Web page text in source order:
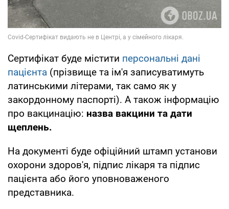
Сертифікат буде містити персональні дані
пацієнта (прізвище та ім'я записуватимуть
латинськими літерами, так само як у
закордонному паспорті). А також інформацію
про вакцинацію: назва вакцини та дати
щеплень.
На документі буде офіційний штамп установи
охорони здоров'я, підпис лікаря та підпис
пацієнта або його уповноваженого
представника.